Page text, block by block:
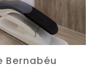
Bernabéu